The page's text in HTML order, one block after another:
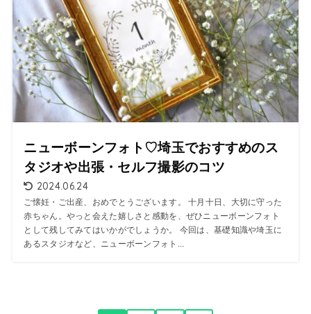
ニューボーンフォト♡埼玉でおすすめのス
タジオや出張・セルフ撮影のコツ
2024.06.24
ご懐妊・ご出産、おめでとうございます。 十月十日、大切に守った
赤ちゃん。やっと会えた嬉しさと感動を、ぜひニューボーンフォト
として残してみてはいかがでしょうか。 今回は、基礎知識や埼玉に
あるスタジオなど、ニューボーンフォト...